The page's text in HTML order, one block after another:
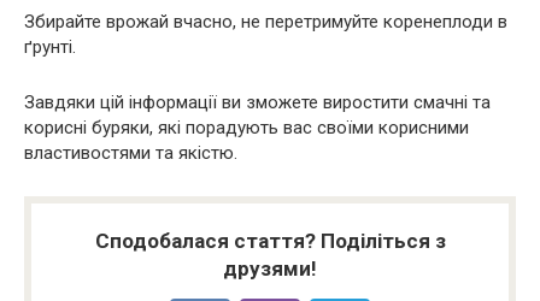
Збирайте врожай вчасно, не перетримуйте коренеплоди в
ґрунті.
Завдяки цій інформації ви зможете виростити смачні та
корисні буряки, які порадують вас своїми корисними
властивостями та якістю.
Сподобалася стаття? Поділіться з
друзями!